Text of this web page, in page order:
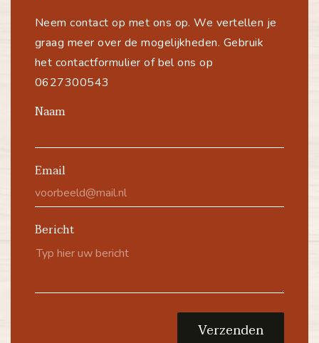
Neem contact op met ons op. We vertellen je
graag meer over de mogelijkheden. Gebruik
het contactformulier of bel ons op
0627300543
Naam
Email
Bericht
Verzenden